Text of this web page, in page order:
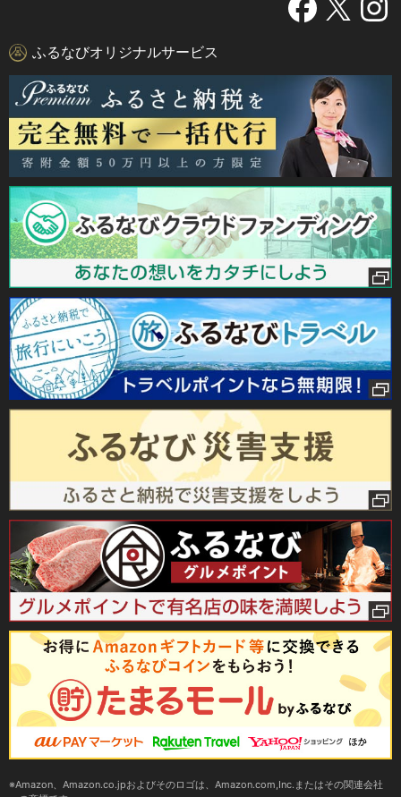
ふるなびオリジナルサービス
Amazon、Amazon.co.jpおよびそのロゴは、Amazon.com,Inc.またはその関連会社